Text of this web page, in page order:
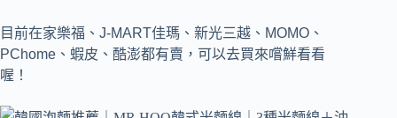
目前在家樂福、J-MART佳瑪、新光三越、MOMO、
PChome、蝦皮、酷澎都有賣，可以去買來嚐鮮看看
喔！